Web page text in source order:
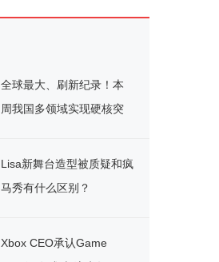
全球最大、刷新纪录！本
周我国多领域实现硬核突
Lisa新舞台造型被质疑和疯
马秀有什么区别？
Xbox CEO承认Game